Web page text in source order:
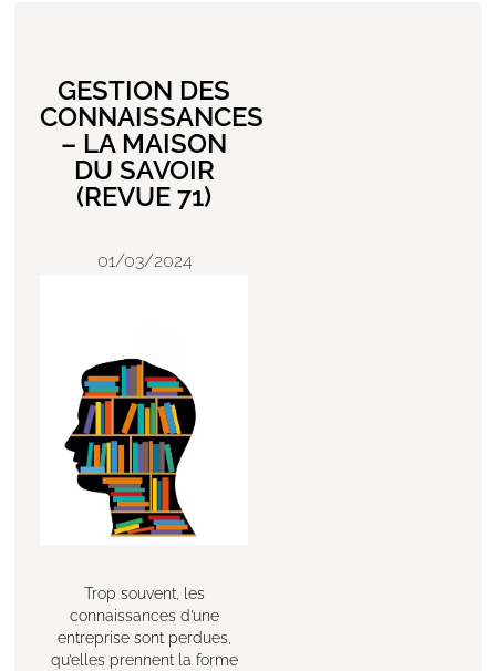
GESTION DES
CONNAISSANCES
– LA MAISON
DU SAVOIR
(REVUE 71)
01/03/2024
Trop souvent, les
connaissances d’une
entreprise sont perdues,
qu’elles prennent la forme